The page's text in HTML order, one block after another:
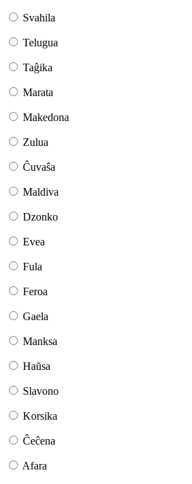
Svahila
Telugua
Taĝika
Marata
Makedona
Zulua
Ĉuvaŝa
Maldiva
Dzonko
Evea
Fula
Feroa
Gaela
Manksa
Haŭsa
Slavono
Korsika
Ĉeĉena
Afara